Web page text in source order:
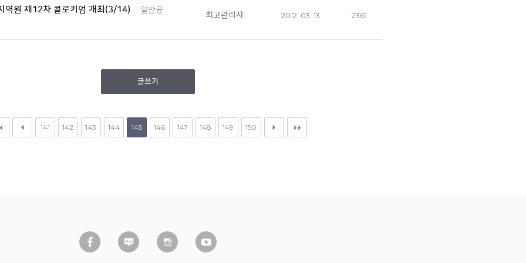
역원 제12차 콜로키엄 개최(3/14)
일반공
최고관리자 2012. 03. 13 2361
글쓰기
141 142 143 144 145 146 147 148 149 150